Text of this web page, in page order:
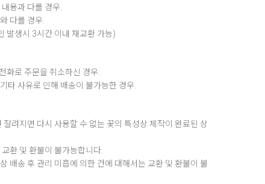
용과 다를 경우.
다를 경우.
발생시 3시간 이내 재교환 가능)
화로 주문을 취소하신 경우.
타 사유로 인해 배송이 불가능한 경우.
잘려지면 다시 사용할 수 없는 꽃의 특성상 제작이 완료된 상
환 및 환불이 불가능합니다.
배송 후 관리 미흡에 의한 건에 대해서는 교환 및 환불이 불